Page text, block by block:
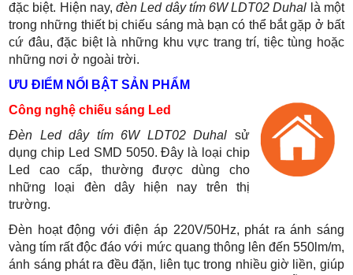
đặc biệt. Hiện nay,đèn Led dây tím 6W LDT02 Duhal là một
trong những thiết bị chiếu sáng mà bạn có thể bắt gặp ở bất
cứ đâu, đặc biệt là những khu vực trang trí, tiệc tùng hoặc
những nơi ở ngoài trời.
ƯU ĐIỂM NỔI BẬT SẢN PHẨM
Công nghệ chiếu sáng Led
Đèn Led dây tím 6W LDT02 Duhal sử
dụng chip Led SMD 5050. Đây là loại chip
Led cao cấp, thường được dùng cho
những loại đèn dây hiện nay trên thị
trường.
Đèn hoạt động với điện áp 220V/50Hz, phát ra ánh sáng
vàng tím rất độc đáo với mức quang thông lên đến 550lm/m,
ánh sáng phát ra đều đặn, liên tục trong nhiều giờ liền, giúp